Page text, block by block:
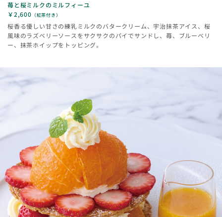
苺と桜ミルクのミルフィーユ
￥2,600 （紅茶付き）
桜香る優しい甘さの練乳ミルクのバタークリーム、宇治抹茶アイス、桜
風味のラズベリーソースをサクサクのパイでサンドし、苺、ブルーベリ
ー、抹茶ホイップをトッピング。